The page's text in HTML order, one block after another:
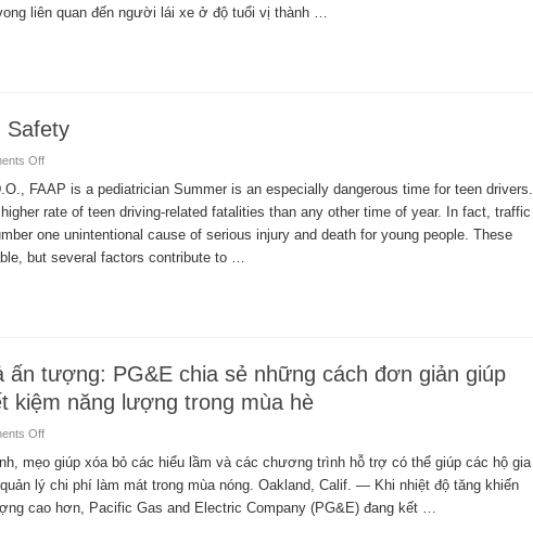
hè
liên quan đến người lái xe ở độ tuổi vị thành …
Safety
Offon
Road
FAAP is a pediatrician Summer is an especially dangerous time for teen drivers.
rate of teen driving-related fatalities than any other time of year. In fact, traffic
one unintentional cause of serious injury and death for young people. These
but several factors contribute to …
ấn tượng: PG&E chia sẻ những cách đơn giản giúp
kiệm năng lượng trong mùa hè
Offon
kết
quả
ấn
PG&E
mẹo giúp xóa bỏ các hiểu lầm và các chương trình hỗ trợ có thể giúp các hộ gia
lý chi phí làm mát trong mùa nóng. Oakland, Calif. — Khi nhiệt độ tăng khiến
cao hơn, Pacific Gas and Electric Company (PG&E) đang kết …